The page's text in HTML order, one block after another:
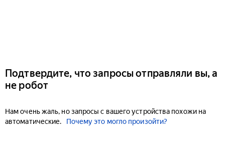
Подтвердите, что запросы отправляли вы, а
не робот
Нам очень жаль, но запросы с вашего устройства похожи на
автоматические.
Почему это могло произойти?